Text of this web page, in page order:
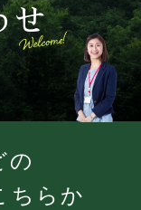
せ
の
ちらか